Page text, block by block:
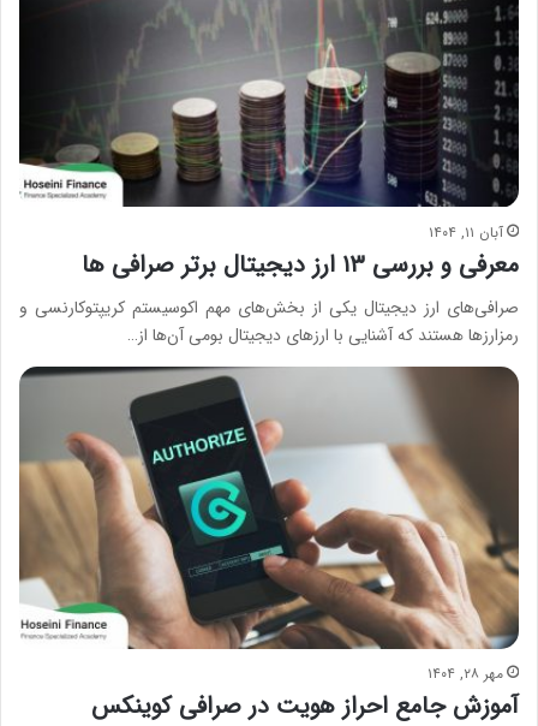
آبان ۱۱, ۱۴۰۴
معرفی و بررسی ۱۳ ارز دیجیتال برتر صرافی ها
صرافی‌های ارز دیجیتال یکی از بخش‌های مهم اکوسیستم کریپتوکارنسی و
رمزارزها هستند که آشنایی با ارزهای دیجیتال بومی آن‌ها از…
مهر ۲۸, ۱۴۰۴
آموزش جامع احراز هویت در صرافی کوینکس